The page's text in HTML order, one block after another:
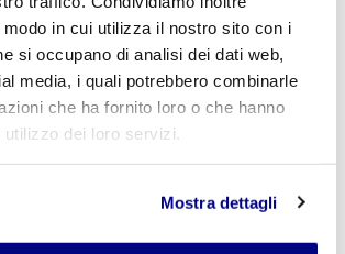
in cui utilizza il nostro sito con i
si occupano di analisi dei dati web,
media, i quali potrebbero combinarle
che ha fornito loro o che hanno
dei loro servizi.
Mostra dettagli
21_Storia_Modulo
LES